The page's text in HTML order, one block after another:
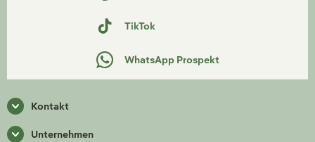
TikTok
WhatsApp Prospekt
Kontakt
Unternehmen